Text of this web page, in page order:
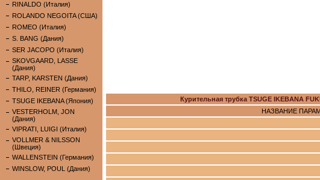
RINALDO (Италия)
ROLANDO NEGOITA (США)
ROMEO (Италия)
S. BANG (Дания)
SER JACOPO (Италия)
SKOVGAARD, LASSE
(Дания)
TARP, KARSTEN (Дания)
THILO, REINER (Германия)
TSUGE IKEBANA (Япония)
VESTERHOLM, JON
(Дания)
VIPRATI, LUIGI (Италия)
VOLLMER & NILSSON
(Швеция)
WALLENSTEIN (Германия)
WINSLOW, POUL (Дания)
Курительная трубка TSUGE IKEBANA
НАЗВАНИЕ